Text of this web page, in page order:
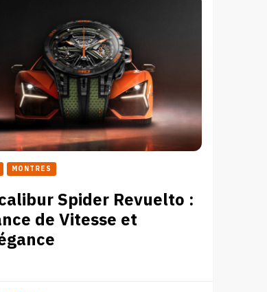
MONTRES
Spider Revuelto :
de Vitesse et